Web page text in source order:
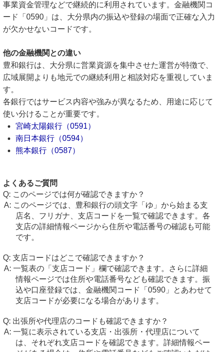
事業資金管理などで継続的に利用されています。金融機関コ
ード「0590」は、大分県内の振込や登録の場面で正確な入力
が欠かせないコードです。
他の金融機関との違い
豊和銀行は、大分県に営業資源を集中させた運営が特徴で、
広域展開よりも地元での継続利用と相談対応を重視していま
す。
各銀行ではサービス内容や強みが異なるため、用途に応じて
使い分けることが重要です。
宮崎太陽銀行（0591）
南日本銀行（0594）
熊本銀行（0587）
よくあるご質問
このページでは何が確認できますか？
このページでは、豊和銀行の頭文字「ゆ」から始まる支
店名、フリガナ、支店コードを一覧で確認できます。各
支店の詳細情報ページから住所や電話番号の確認も可能
です。
支店コードはどこで確認できますか？
一覧表の「支店コード」欄で確認できます。さらに詳細
情報ページでは住所や電話番号なども確認できます。振
込や口座登録では、金融機関コード「0590」とあわせて
支店コードが必要になる場合があります。
出張所や代理店のコードも確認できますか？
一覧に表示されている支店・出張所・代理店について
は、それぞれ支店コードを確認できます。詳細情報ペー